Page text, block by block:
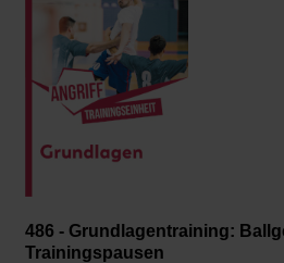
486 - Grundlagentraining:
Trainingspausen